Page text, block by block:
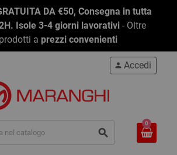
DA €50, Consegna in tutta
Isole 3-4 giorni lavorativi - Oltre
a prezzi convenienti
search
person Accedi
0